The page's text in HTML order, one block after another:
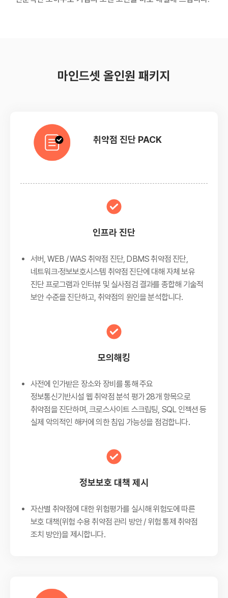
마인드셋 올인원 패키지​
취약점 진단 PACK
인프라 진단
서버, WEB / WAS 취약점 진단, DBMS 취약점 진단,
네트워크·정보보호시스템 취약점 진단에 대해 자체 보유
진단 프로그램과 인터뷰 및 실사점검 결과를 종합해 기술적
보안 수준을 진단하고, 취약점의 원인을 분석합니다.
모의해킹
사전에 인가받은 장소와 장비를 통해 주요
정보통신기반시설 웹 취약점 분석 평가 28개 항목으로
취약점을 진단하며, 크로스사이트 스크립팅, SQL 인젝션 등
실제 악의적인 해커에 의한 침입 가능성을 점검합니다.
정보보호 대책 제시
자산별 취약점에 대한 위험평가를 실시해 위험도에 따른
보호 대책(위험 수용 취약점 관리 방안 / 위험 통제 취약점
조치 방안)을 제시합니다.